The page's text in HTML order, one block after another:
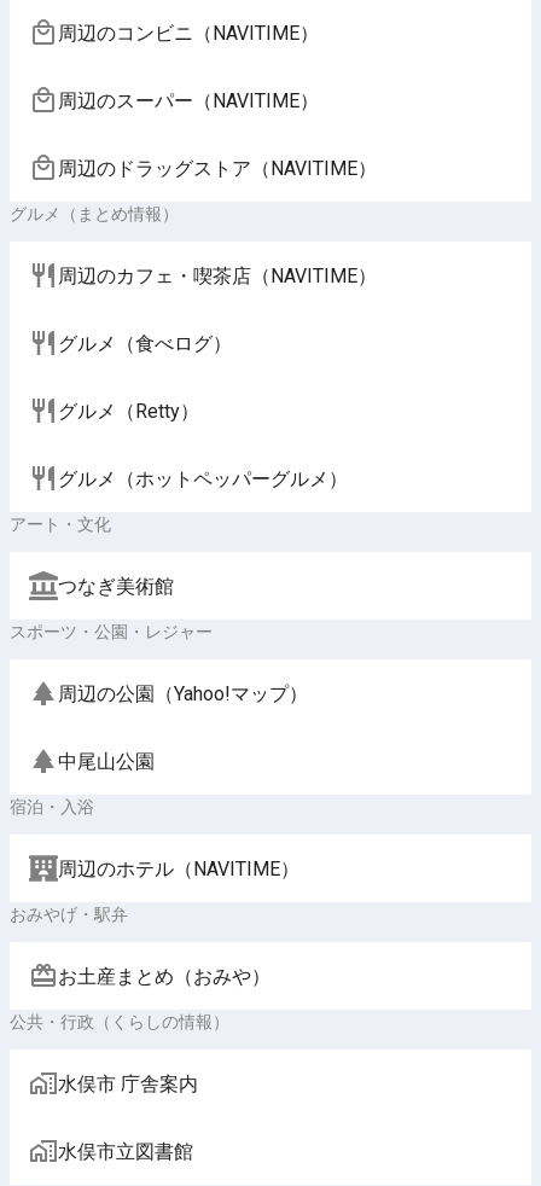
周辺のコンビニ（NAVITIME）
周辺のスーパー（NAVITIME）
周辺のドラッグストア（NAVITIME）
グルメ（まとめ情報）
周辺のカフェ・喫茶店（NAVITIME）
グルメ（食べログ）
グルメ（Retty）
グルメ（ホットペッパーグルメ）
アート・文化
つなぎ美術館
スポーツ・公園・レジャー
周辺の公園（Yahoo!マップ）
中尾山公園
宿泊・入浴
周辺のホテル（NAVITIME）
おみやげ・駅弁
お土産まとめ（おみや）
公共・行政（くらしの情報）
水俣市 庁舎案内
水俣市立図書館